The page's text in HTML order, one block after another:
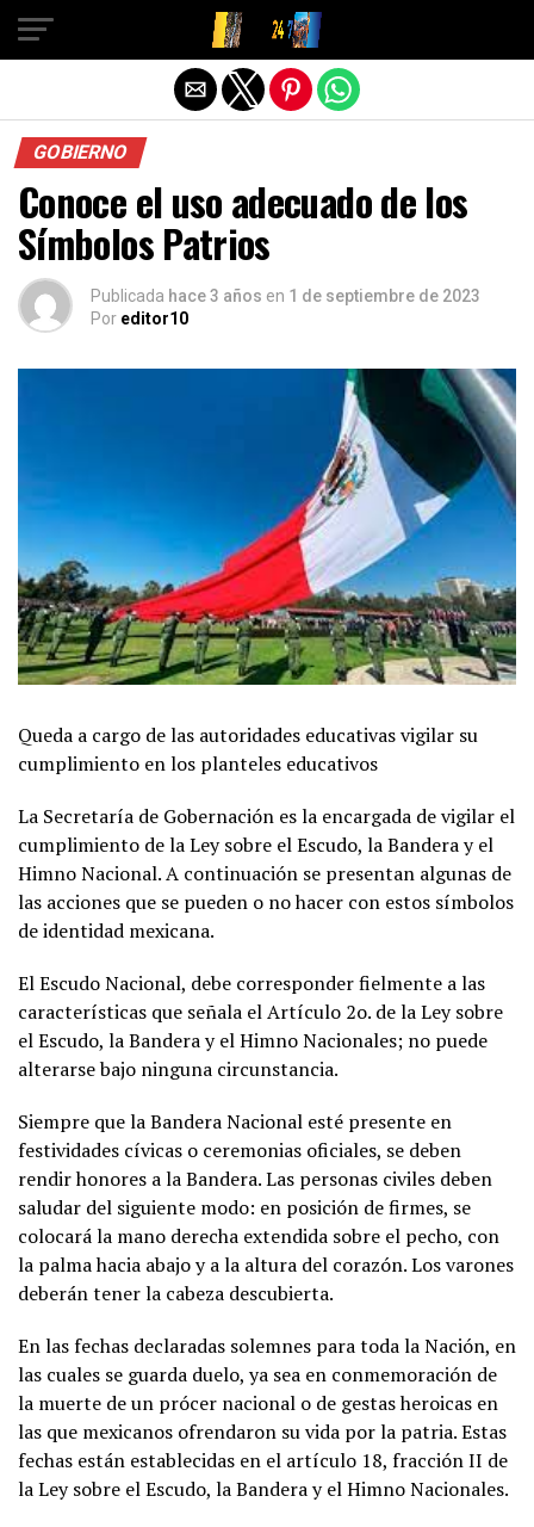
GOBIERNO
Conoce el uso adecuado de los
Símbolos Patrios
Publicada hace 3 años en 1 de septiembre de 2023
Por editor10
Queda a cargo de las autoridades educativas vigilar su
cumplimiento en los planteles educativos
La Secretaría de Gobernación es la encargada de vigilar el
cumplimiento de la Ley sobre el Escudo, la Bandera y el
Himno Nacional. A continuación se presentan algunas de
las acciones que se pueden o no hacer con estos símbolos
de identidad mexicana.
El Escudo Nacional, debe corresponder fielmente a las
características que señala el Artículo 2o. de la Ley sobre
el Escudo, la Bandera y el Himno Nacionales; no puede
alterarse bajo ninguna circunstancia.
Siempre que la Bandera Nacional esté presente en
festividades cívicas o ceremonias oficiales, se deben
rendir honores a la Bandera. Las personas civiles deben
saludar del siguiente modo: en posición de firmes, se
colocará la mano derecha extendida sobre el pecho, con
la palma hacia abajo y a la altura del corazón. Los varones
deberán tener la cabeza descubierta.
En las fechas declaradas solemnes para toda la Nación, en
las cuales se guarda duelo, ya sea en conmemoración de
la muerte de un prócer nacional o de gestas heroicas en
las que mexicanos ofrendaron su vida por la patria. Estas
fechas están establecidas en el artículo 18, fracción II de
la Ley sobre el Escudo, la Bandera y el Himno Nacionales.
Salir de la versión móvil